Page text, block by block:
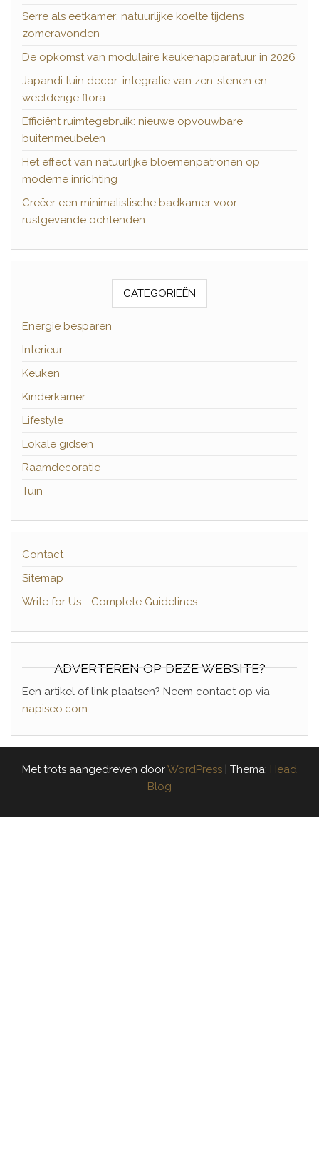
Serre als eetkamer: natuurlijke koelte tijdens
zomeravonden
De opkomst van modulaire keukenapparatuur in 2026
Japandi tuin decor: integratie van zen-stenen en
weelderige flora
Efficiënt ruimtegebruik: nieuwe opvouwbare
buitenmeubelen
Het effect van natuurlijke bloemenpatronen op
moderne inrichting
Creëer een minimalistische badkamer voor
rustgevende ochtenden
CATEGORIEËN
Energie besparen
Interieur
Keuken
Kinderkamer
Lifestyle
Lokale gidsen
Raamdecoratie
Tuin
Contact
Sitemap
Write for Us - Complete Guidelines
ADVERTEREN OP DEZE WEBSITE?
Een artikel of link plaatsen? Neem contact op via
napiseo.com.
Met trots aangedreven doorWordPress | Thema: Head
Blog